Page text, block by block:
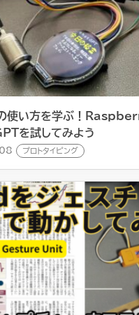
使い方を学ぶ！
を試してみよう
プロトタイピング